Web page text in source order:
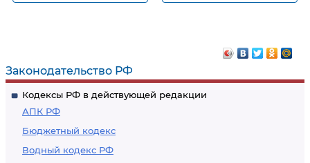
Законодательство РФ
Кодексы РФ в действующей редакции
АПК РФ
Бюджетный кодекс
Водный кодекс РФ